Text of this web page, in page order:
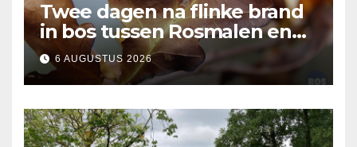
Twee dagen na flinke brand
in bos tussen Rosmalen en
Nuland
6 AUGUSTUS 2026